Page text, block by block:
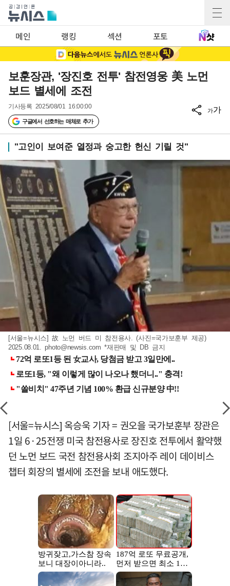
메인 랭킹 섹션 포토
보훈장관, '장진호 전투' 참전영웅 美 노먼
보드 별세에 조전
기사등록 2025/08/01 16:00:00
구글에서 선호하는 매체로 추가
가가
"고인이 보여준 열정과 숭고한 헌신 기릴 것"
[서울=뉴시스] 故 노먼 버드 미 참전용사. (사진=국가보훈부 제공)
2025.08.01.photo@newsis.com *재판매 및 DB 금지
[서울=뉴시스] 옥승욱 기자 = 권오을 국가보훈부 장관은
1일 6·25전쟁 미국 참전용사로 장진호 전투에서 활약했
던 노먼 보드 국전 참전용사회 조지아주 레이 데이비스
챕터 회장의 별세에 조전을 보내 애도했다.